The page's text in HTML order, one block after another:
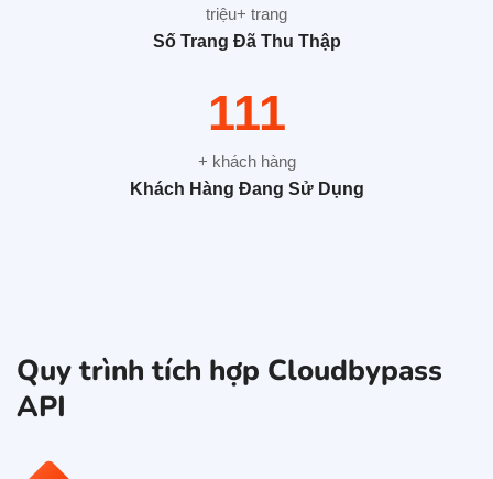
triệu+ trang
Số Trang Đã Thu Thập
175
+ khách hàng
Khách Hàng Đang Sử Dụng
Quy trình tích hợp Cloudbypass
API